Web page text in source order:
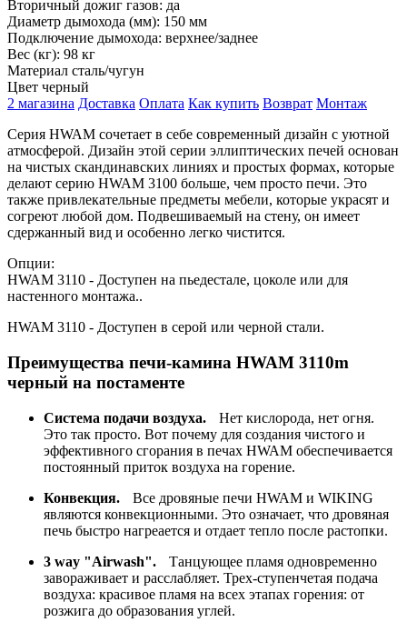
Вторичный дожиг газов: да
Диаметр дымохода (мм): 150 мм
Подключение дымохода: верхнее/заднее
Вес (кг): 98 кг
Материал сталь/чугун
Цвет черный
2 магазина Доставка Оплата Как купить Возврат Монтаж
Серия HWAM сочетает в себе современный дизайн с уютной
атмосферой. Дизайн этой серии эллиптических печей основан
на чистых скандинавских линиях и простых формах, которые
делают серию HWAM 3100 больше, чем просто печи. Это
также привлекательные предметы мебели, которые украсят и
согреют любой дом. Подвешиваемый на стену, он имеет
сдержанный вид и особенно легко чистится.
Опции:
HWAM 3110 - Доступен на пьедестале, цоколе или для
настенного монтажа..
HWAM 3110 - Доступен в серой или черной стали.
Преимущества печи-камина HWAM 3110m
черный на постаменте
Система подачи воздуха.
Нет кислорода, нет огня.
Это так просто. Вот почему для создания чистого и
эффективного сгорания в печах HWAM обеспечивается
постоянный приток воздуха на горение.
Конвекция.
Все дровяные печи HWAM и WIKING
являются конвекционными. Это означает, что дровяная
печь быстро нагреается и отдает тепло после растопки.
3 way "Airwash".
Танцующее пламя одновременно
завораживает и расслабляет. Трех-ступенчетая подача
воздуха: красивое пламя на всех этапах горения: от
розжига до образования углей.